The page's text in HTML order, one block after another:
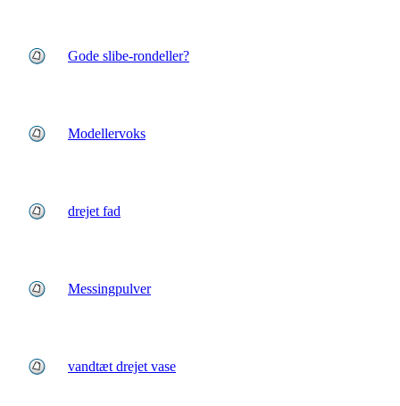
Gode slibe-rondeller?
Modellervoks
drejet fad
Messingpulver
vandtæt drejet vase